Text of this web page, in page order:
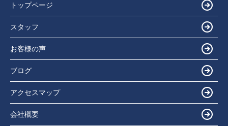
トップページ
スタッフ
お客様の声
ブログ
アクセスマップ
会社概要